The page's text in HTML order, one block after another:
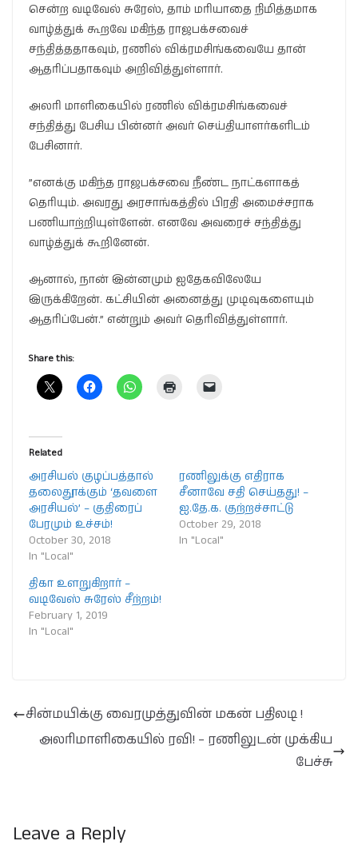
சென்ற வடிவேல் சுரேஸ், தாம் மரியாதை நிமித்தமாக
வாழ்த்துக் கூறவே மகிந்த ராஜபக்சவைச்
சந்தித்ததாகவும், ரணில் விக்ரமசிங்கவையே தான்
ஆதரிப்பதாகவும் அறிவித்துள்ளார்.
அலரி மாளிகையில் ரணில் விக்ரமசிங்கவைச்
சந்தித்து பேசிய பின்னர் அவர் செய்தியாளர்களிடம்
பேசினார்.
”எனக்கு மகிந்த ராஜபக்சவை நீண்ட நாட்களாகத்
தெரியும். அவரது அரசாங்கத்தில் பிரதி அமைச்சராக
பணியாற்றியுள்ளேன். எனவே அவரைச் சந்தித்து
வாழ்த்துக் கூறினேன்.
ஆனால், நான் இன்னமும் ஐதேகவிலேயே
இருக்கிறேன். கட்சியின் அனைத்து முடிவுகளையும்
ஆதரிப்பேன்.” என்றும் அவர் தெரிவித்துள்ளார்.
Share this:
Related
அரசியல் குழப்பத்தால்
தலைதூக்கும் ‘தவளை
அரசியல்’ – குதிரைப்
பேரமும் உச்சம்!
October 30, 2018
In "Local"
ரணிலுக்கு எதிராக
சீனாவே சதி செய்தது! –
ஐ.தே.க. குற்றச்சாட்டு
October 29, 2018
In "Local"
திகா உளறுகிறார் –
வடிவேஸ் சுரேஸ் சீற்றம்!
February 1, 2019
In "Local"
சின்மயிக்கு வைரமுத்துவின் மகன் பதிலடி !
அலரிமாளிகையில் ரவி! – ரணிலுடன் முக்கிய
பேச்சு
Leave a Reply